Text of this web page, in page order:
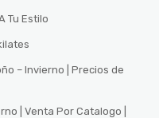
Tu Estilo
– Invierno | Precios de
| Venta Por Catalogo |